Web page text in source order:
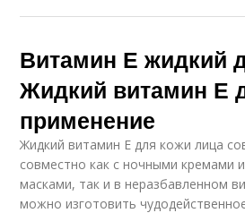
Витамин Е жидкий
Жидкий витамин Е
применение
Жидкий витамин Е для кожи лица
совместно как с ночными кремами
масками, так и в неразбавленном
можно изготовить